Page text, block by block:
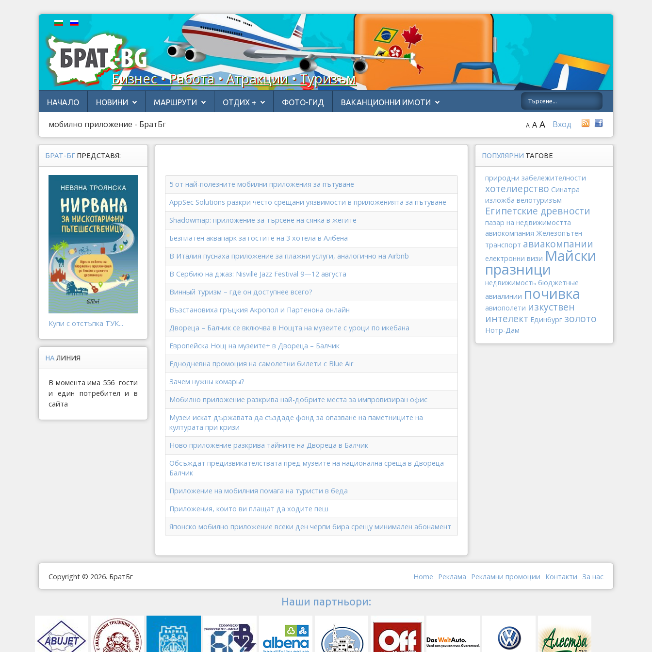
Бизнес • Работа • Атракции • Туризъм
НАЧАЛО НОВИНИ МАРШРУТИ ОТДИХ + ФОТО-ГИД ВАКАНЦИОННИ ИМОТИ
мобилно приложение - БратБг Вход
A A A
5 от най-полезните мобилни приложения за пътуване
AppSec Solutions разкри често срещани уязвимости в приложенията за пътуване
Shadowmap: приложение за търсене на сянка в жегите
Безплатен аквапарк за гостите на 3 хотела в Албена
В Италия пуснаха приложение за плажни услуги, аналогично на Airbnb
В Сербию на джаз: Nisville Jazz Festival 9—12 августа
Винный туризм – где он доступнее всего?
Възстановиха гръцкия Акропол и Партенона онлайн
Двореца – Балчик се включва в Нощта на музеите с уроци по икебана
Европейска Нощ на музеите+ в Двореца – Балчик
Еднодневна промоция на самолетни билети с Blue Air
Зачем нужны комары?
Мобилно приложение разкрива най-добрите места за импровизиран офис
Музеи искат държавата да създаде фонд за опазване на паметниците на
културата при кризи
Ново приложение разкрива тайните на Двореца в Балчик
Обсъждат предизвикателствата пред музеите на национална среща в Двореца -
Балчик
Приложение на мобилния помага на туристи в беда
Приложения, които ви плащат да ходите пеш
Японско мобилно приложение всеки ден черпи бира срещу минимален абонамент
БРАТ-БГ ПРЕДСТАВЯ:
Купи с отстъпка ТУК...
НА ЛИНИЯ
В момента има 556 гости
и един потребител и в
сайта
ПОПУЛЯРНИ ТАГОВЕ
природни забележителности
хотелиерство Синатра
изложба велотуризъм
Египетские древности
пазар на недвижимостта
авиокомпания Железопътен
транспорт авиакомпании
електронни визи Майски
празници
недвижимость бюджетные
авиалинии почивка
авиополети изкуствен
интелект Единбург золото
Нотр-Дам
Copyright © 2026. БратБг За нас
Контакти
Рекламни промоции
Реклама
Home
Наши партньори: